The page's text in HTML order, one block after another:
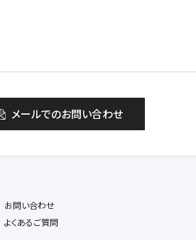
メールでのお問い合わせ
お問い合わせ
よくあるご質問